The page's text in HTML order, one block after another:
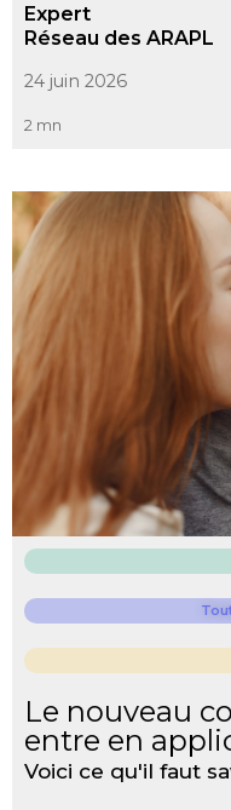
Expert
Réseau des ARAPL
24 juin 2026
2 mn
Le nouveau
entre en
Voici ce qu'il faut